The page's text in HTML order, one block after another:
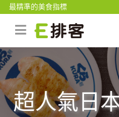
最精準的美食指標
超人氣日